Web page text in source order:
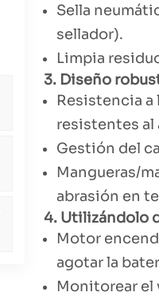
Sella
sellador).
Limpia
3. Diseño
Resistencia
resistentes al
Gestión del
Mangueras/
abrasión en
4. Utilizándolo
Motor
agotar la
Monitorear el